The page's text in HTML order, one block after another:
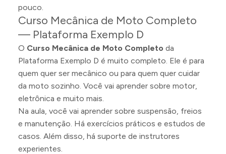
pouco.
Curso Mecânica de Moto Completo
— Plataforma Exemplo D
O Curso Mecânica de Moto Completo da
Plataforma Exemplo D é muito completo. Ele é para
quem quer ser mecânico ou para quem quer cuidar
da moto sozinho. Você vai aprender sobre motor,
eletrônica e muito mais.
Na aula, você vai aprender sobre suspensão, freios
e manutenção. Há exercícios práticos e estudos de
casos. Além disso, há suporte de instrutores
experientes.